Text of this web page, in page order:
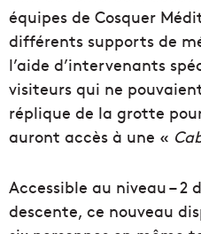
équipes de Cosquer
différents supports de
l’aide d’intervenants
visiteurs qui ne
réplique de la grotte
auront accès à une «
Accessible au niveau – 2
descente, ce nouveau